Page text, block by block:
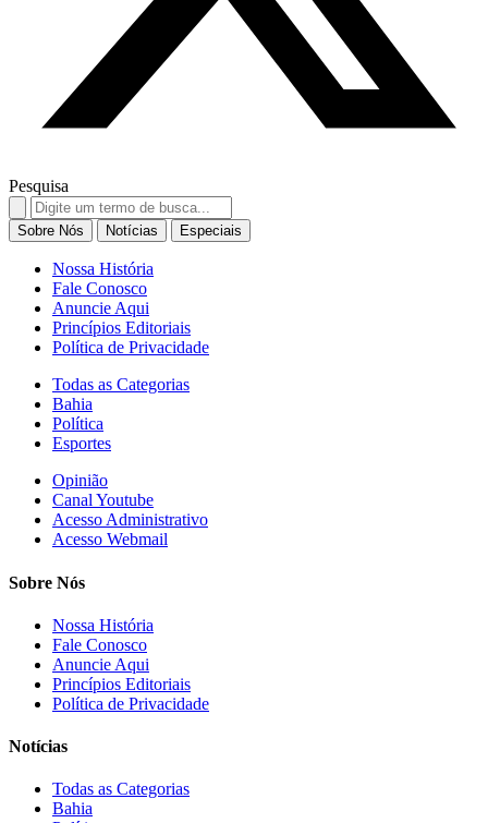
Pesquisa
Search
for:
Sobre Nós Notícias Especiais
Nossa História
Fale Conosco
Anuncie Aqui
Princípios Editoriais
Política de Privacidade
Todas as Categorias
Bahia
Política
Esportes
Opinião
Canal Youtube
Acesso Administrativo
Acesso Webmail
Sobre Nós
Nossa História
Fale Conosco
Anuncie Aqui
Princípios Editoriais
Política de Privacidade
Notícias
Todas as Categorias
Bahia